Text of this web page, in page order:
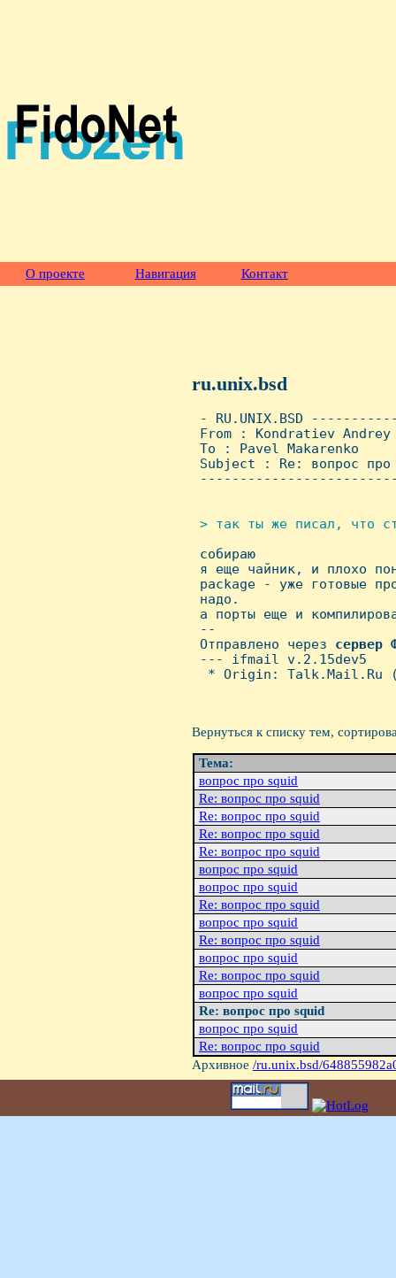
О проекте Навигация Контакт
ru.unix.bsd
- RU.UNIX.BSD
From : Kondratiev
To : Pavel Makarenko
Subject : Re: вопрос про
> так ты же писал, что
собираю
я еще чайник, и плохо
package - уже готовые
надо.
а порты еще и
--
Отправлено через сервер
--- ifmail v.2.15dev5
* Origin: Talk.Mail.Ru
Вернуться к списку тем,
Тема:
вопрос про squid
Re: вопрос про squid
Re: вопрос про squid
Re: вопрос про squid
Re: вопрос про squid
вопрос про squid
вопрос про squid
Re: вопрос про squid
вопрос про squid
Re: вопрос про squid
вопрос про squid
Re: вопрос про squid
вопрос про squid
Re: вопрос про squid
вопрос про squid
Re: вопрос про squid
Архивное /ru.unix.bsd/